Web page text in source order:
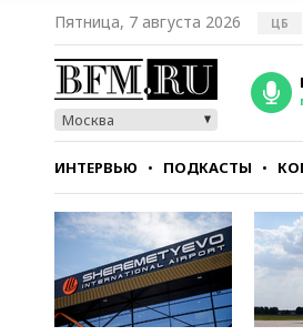
Пятница, 7 августа 2026 ЦБ
Москва
ИНТЕРВЬЮ ПОДКАСТЫ
СТИЛЬ ТЕСТЫ